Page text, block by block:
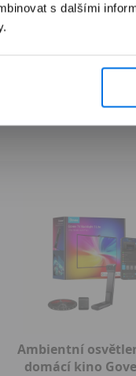
s dalšími
Ambientní
domácí kino